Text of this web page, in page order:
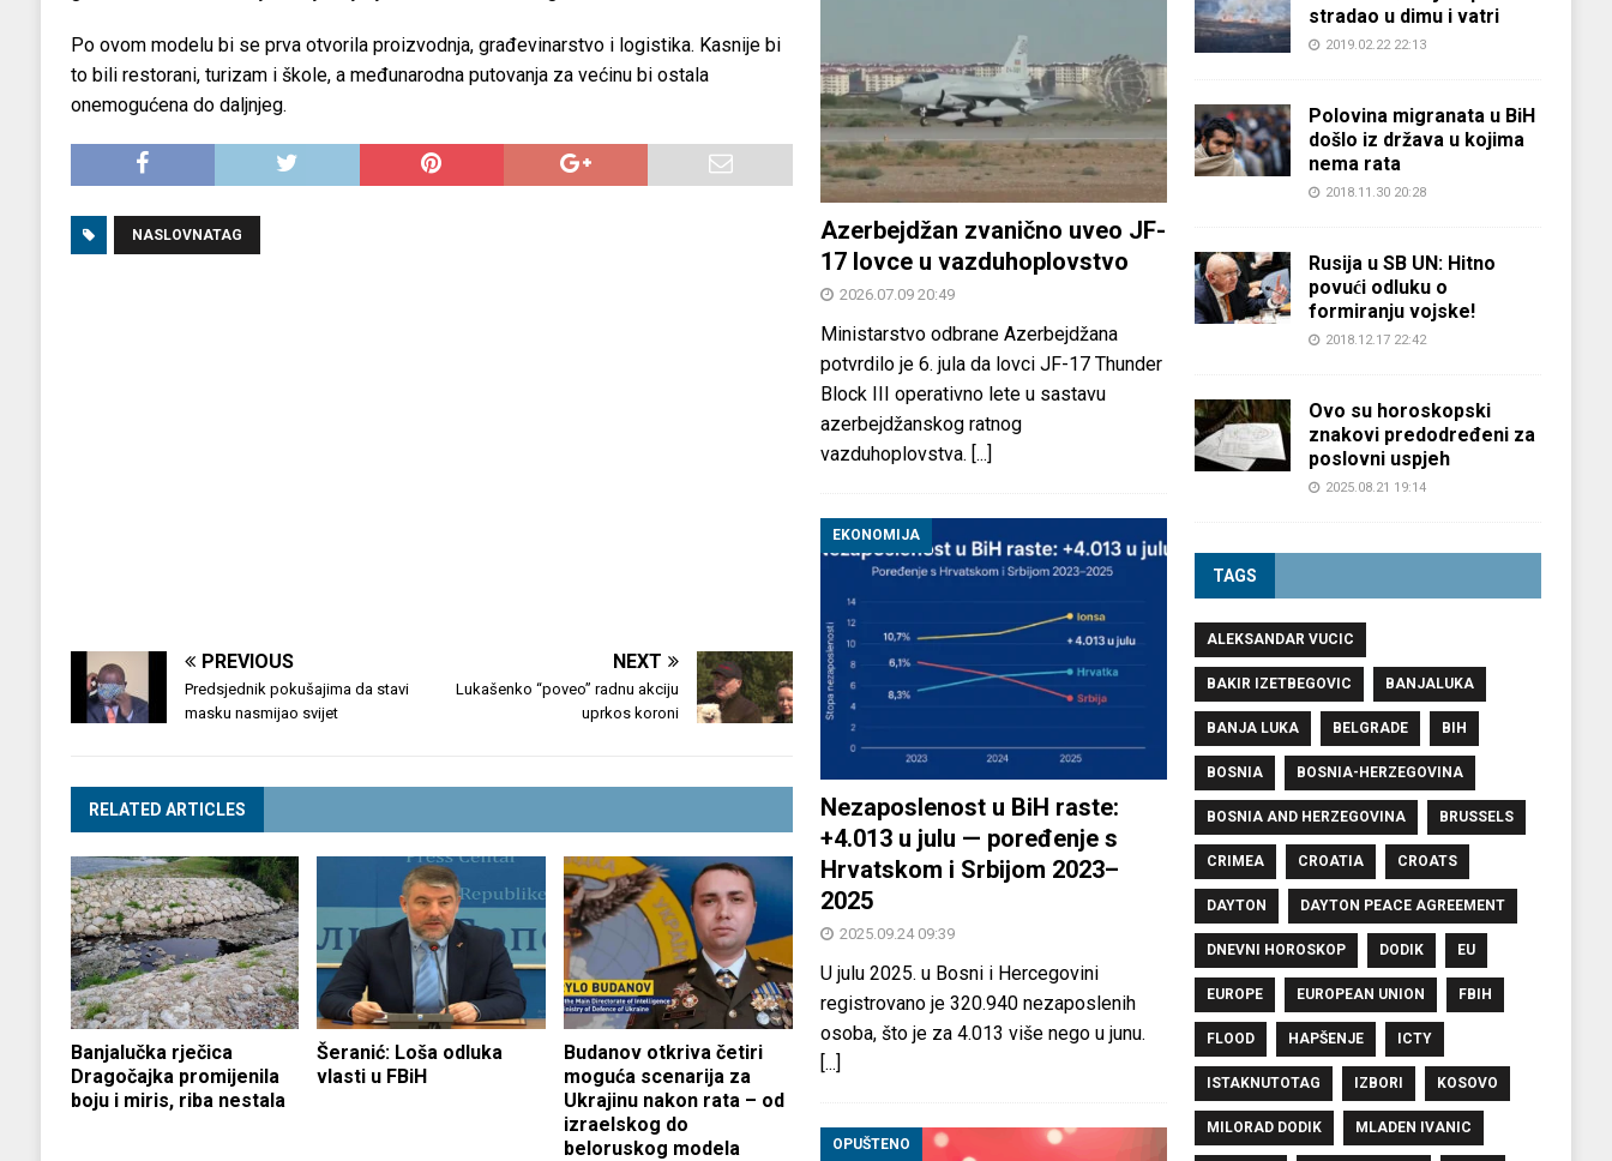
Po ovom modelu bi se prva otvorila proizvodnja, građevinarstvo i logistika. Kasnije bi
to bili restorani, turizam i škole, a međunarodna putovanja za većinu bi ostala
onemogućena do daljnjeg.
NASLOVNATAG
PREVIOUS
Predsjednik pokušajima da stavi
masku nasmijao svijet
NEXT
Lukašenko “poveo” radnu akciju
uprkos koroni
RELATED ARTICLES
Banjalučka rječica
Dragočajka promijenila
boju i miris, riba nestala
Šeranić: Loša odluka
vlasti u FBiH
Budanov otkriva četiri
moguća scenarija za
Ukrajinu nakon rata – od
izraelskog do
beloruskog modela
Azerbejdžan zvanično uveo JF-
17 lovce u vazduhoplovstvo
2026.07.09 20:49
Ministarstvo odbrane Azerbejdžana
potvrdilo je 6. jula da lovci JF-17 Thunder
Block III operativno lete u sastavu
azerbejdžanskog ratnog
vazduhoplovstva. [...]
EKONOMIJA
Nezaposlenost u BiH raste:
+4.013 u julu — poređenje s
Hrvatskom i Srbijom 2023–
2025
2025.09.24 09:39
U julu 2025. u Bosni i Hercegovini
registrovano je 320.940 nezaposlenih
osoba, što je za 4.013 više nego u junu.
[...]
OPUŠTENO
stradao u dimu i vatri
2019.02.22 22:13
Polovina migranata u BiH
došlo iz država u kojima
nema rata
2018.11.30 20:28
Rusija u SB UN: Hitno
povući odluku o
formiranju vojske!
2018.12.17 22:42
Ovo su horoskopski
znakovi predodređeni za
poslovni uspjeh
2025.08.21 19:14
TAGS
ALEKSANDAR VUCIC
BAKIR IZETBEGOVIC BANJALUKA
BANJA LUKA BELGRADE BIH
BOSNIA BOSNIA-HERZEGOVINA
BOSNIA AND HERZEGOVINA BRUSSELS
CRIMEA CROATIA CROATS
DAYTON DAYTON PEACE AGREEMENT
DNEVNI HOROSKOP DODIK EU
EUROPE EUROPEAN UNION FBIH
FLOOD HAPŠENJE ICTY
ISTAKNUTOTAG IZBORI KOSOVO
MILORAD DODIK MLADEN IVANIC